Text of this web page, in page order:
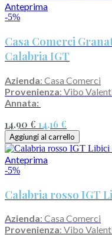
Anteprima
-5%
Casa Comerci
Calabria IGT
Azienda: Casa Comerci
Provenienza: Vibo
Annata:
14,90 € 14,16 €
Aggiungi al carrello
Anteprima
-5%
Calabria rosso IGT
Azienda: Casa Comerci
Provenienza: Vibo